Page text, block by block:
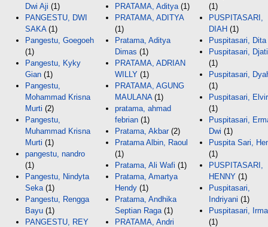
Dwi Aji (1)
PANGESTU, DWI
SAKA(1)
Pangestu, Goegoeh
(1)
Pangestu, Kyky
Gian (1)
Pangestu,
Mohammad Krisna
Murti (2)
Pangestu,
Muhammad Krisna
Murti (1)
pangestu, nandro
(1)
Pangestu, Nindyta
Seka (1)
Pangestu, Rengga
Bayu (1)
PANGESTU, REY
PRATAMA, Aditya (1)
PRATAMA, ADITYA
(1)
Pratama, Aditya
Dimas (1)
PRATAMA, ADRIAN
WILLY (1)
PRATAMA, AGUNG
MAULANA(1)
pratama, ahmad
febrian (1)
Pratama, Akbar(2)
Pratama Albin, Raoul
(1)
Pratama, Ali Wafi (1)
Pratama, Amartya
Hendy (1)
Pratama, Andhika
Septian Raga (1)
PRATAMA, Andri
(1)
PUSPITASARI,
DIAH (1)
Puspitasari, Dita
Puspitasari, Djati
(1)
Puspitasari,
(1)
Puspitasari,
(1)
Puspitasari,
Dwi (1)
Puspita Sari,
(1)
PUSPITASARI,
HENNY (1)
Puspitasari,
Indriyani (1)
Puspitasari, Irma
(1)